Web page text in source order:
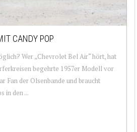
CANDY POP
Wer „Chevrolet Bel Air“ hört, hat
begehrte 1957er Modell vor
Fan der Olsenbande und braucht
in den ...